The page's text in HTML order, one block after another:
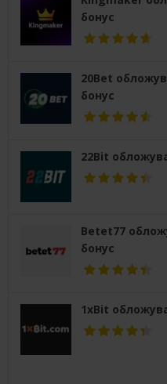
бонус
20Bet
бонус
22Bit
Betet77
бонус
1xBit